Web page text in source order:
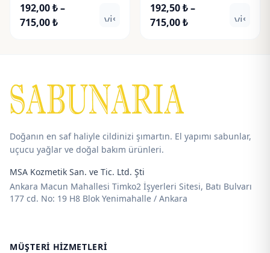
192,00₺–
715,00₺Fiyat
visibility
192,50₺–
715,00₺Fiyat
Doğanın en saf haliyle cildinizi şımartın. El yapımı sabunlar,
uçucu yağlar ve doğal bakım ürünleri.
MSA Kozmetik San. ve Tic. Ltd. Şti
Ankara Macun Mahallesi Timko2 İşyerleri Sitesi, Batı Bulvarı
177 cd. No: 19 H8 Blok Yenimahalle / Ankara
MÜŞTERI HIZMETLERI